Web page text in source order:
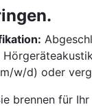
w/d) oder
brennen für